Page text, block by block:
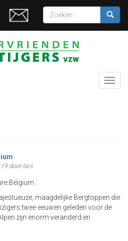
Zoekveld
door lars
Belgium
maagdelijke Bergtoppen die
twee eeuwen geleden voor de
zijn enorm veranderd en